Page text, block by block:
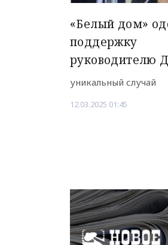
«Белый дом»
поддержку
руководителю
уникальный случай
12.03.2025 01:45